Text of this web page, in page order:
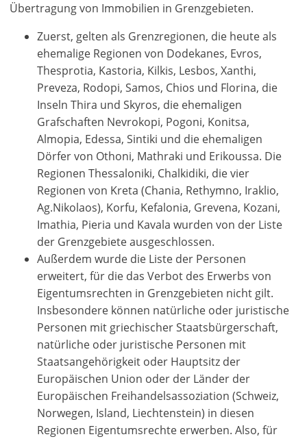
Übertragung von Immobilien in Grenzgebieten.
Zuerst, gelten als Grenzregionen, die heute als
ehemalige Regionen von Dodekanes, Evros,
Thesprotia, Kastoria, Kilkis, Lesbos, Xanthi,
Preveza, Rodopi, Samos, Chios und Florina, die
Inseln Thira und Skyros, die ehemaligen
Grafschaften Nevrokopi, Pogoni, Konitsa,
Almopia, Edessa, Sintiki und die ehemaligen
Dörfer von Othoni, Mathraki und Erikoussa. Die
Regionen Thessaloniki, Chalkidiki, die vier
Regionen von Kreta (Chania, Rethymno, Iraklio,
Ag.Nikolaos), Korfu, Kefalonia, Grevena, Kozani,
Imathia, Pieria und Kavala wurden von der Liste
der Grenzgebiete ausgeschlossen.
Außerdem wurde die Liste der Personen
erweitert, für die das Verbot des Erwerbs von
Eigentumsrechten in Grenzgebieten nicht gilt.
Insbesondere können natürliche oder juristische
Personen mit griechischer Staatsbürgerschaft,
natürliche oder juristische Personen mit
Staatsangehörigkeit oder Hauptsitz der
Europäischen Union oder der Länder der
Europäischen Freihandelsassoziation (Schweiz,
Norwegen, Island, Liechtenstein) in diesen
Regionen Eigentumsrechte erwerben. Also, für
Währung
Einheiten
EUR €
USD - $
GBP - £
m/km/m²
ft/mi/ft²
Speichern
English
Ελληνικά
Français
Deutsch
Anmelden
diese
Funktionalität
nutzen
Noch